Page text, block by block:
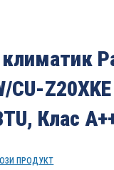
CU-Z20XKE
Клас
ПРОДУКТ